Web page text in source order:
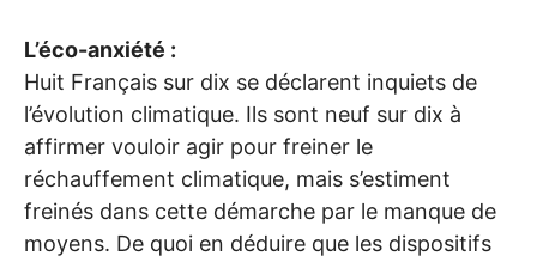
L’éco-anxiété :
Huit Français sur dix se déclarent inquiets de
l’évolution climatique. Ils sont neuf sur dix à
affirmer vouloir agir pour freiner le
réchauffement climatique, mais s’estiment
freinés dans cette démarche par le manque de
moyens. De quoi en déduire que les dispositifs